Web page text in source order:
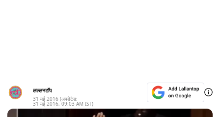
लल्लनटॉप
31 मई 2016 (अपडेटेड:
31 मई 2016, 09:03 AM IST)